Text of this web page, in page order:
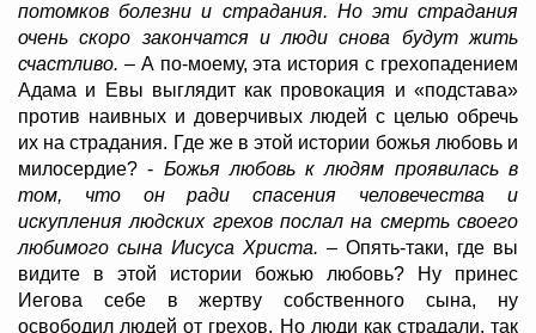
потомков болезни и страдания. Но эти страдания
очень скоро закончатся и люди снова будут жить
счастливо. – А по-моему, эта история с грехопадением
Адама и Евы выглядит как провокация и «подстава»
против наивных и доверчивых людей с целью обречь
их на страдания. Где же в этой истории божья любовь и
милосердие? - Божья любовь к людям проявилась в
том, что он ради спасения человечества и
искупления людских грехов послал на смерть своего
любимого сына Иисуса Христа. – Опять-таки, где вы
видите в этой истории божью любовь? Ну принес
Иегова себе в жертву собственного сына, ну
освободил людей от грехов. Но люди как страдали, так